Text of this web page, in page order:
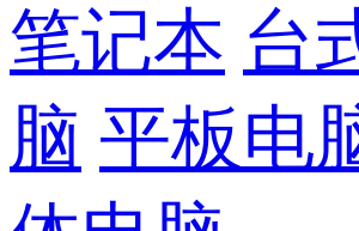
笔记本 台
脑 平板电